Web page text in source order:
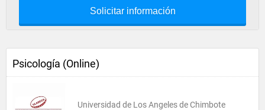
Solicitar información
Psicología (Online)
Universidad de Los Angeles de Chimbote